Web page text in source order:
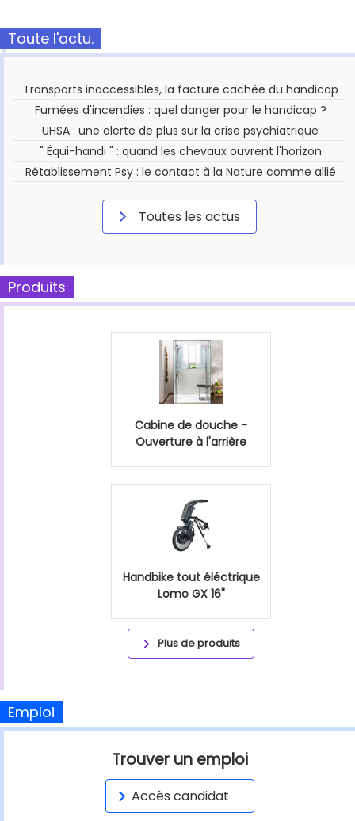
Toute l'actu.
Transports inaccessibles, la facture cachée du handicap
Fumées d'incendies : quel danger pour le handicap ?
UHSA : une alerte de plus sur la crise psychiatrique
" Équi-handi " : quand les chevaux ouvrent l'horizon
Rétablissement Psy : le contact à la Nature comme allié
Toutes les actus
Produits
Cabine de douche -
Ouverture à l'arrière
Handbike tout éléctrique
Lomo GX 16"
Plus de produits
Emploi
Trouver un emploi
Accès candidat